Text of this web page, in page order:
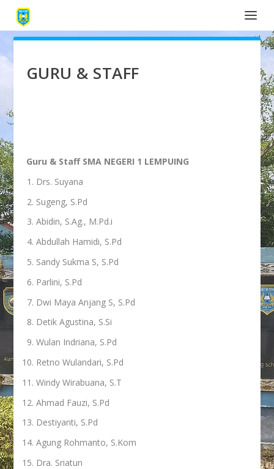
GURU & STAFF
Guru & Staff SMA NEGERI 1 LEMPUING
Drs. Suyana
Sugeng, S.Pd
Abidin, S.Ag., M.Pd.i
Abdullah Hamidi, S.Pd
Sandy Sukma S, S.Pd
Parlini, S.Pd
Dwi Maya Anjang S, S.Pd
Detik Agustina, S.Si
Wulan Indriana, S.Pd
Retno Wulandari, S.Pd
Windy Wirabuana, S.T
Ahmad Fauzi, S.Pd
Destiyanti, S.Pd
Agung Rohmanto, S.Kom
Dra. Sriatun